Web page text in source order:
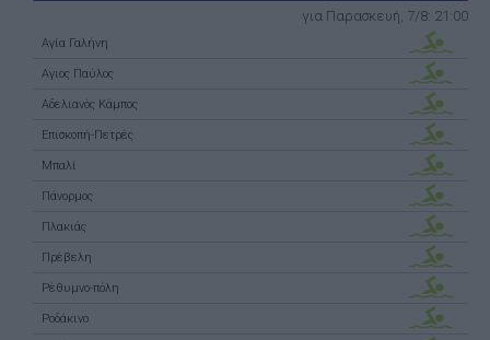
για Παρασκευή, 7/8: 21:00
Αγία Γαλήνη
Αγιος Παύλος
Αδελιανός Κάμπος
Επισκοπή-Πετρές
Μπαλί
Πάνορμος
Πλακιάς
Πρέβελη
Ρέθυμνο-πόλη
Ροδάκινο